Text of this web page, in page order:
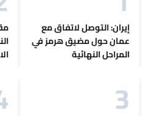
إيران: التوصل لاتفاق مع
عمان حول مضيق هرمز في
المراحل النهائية